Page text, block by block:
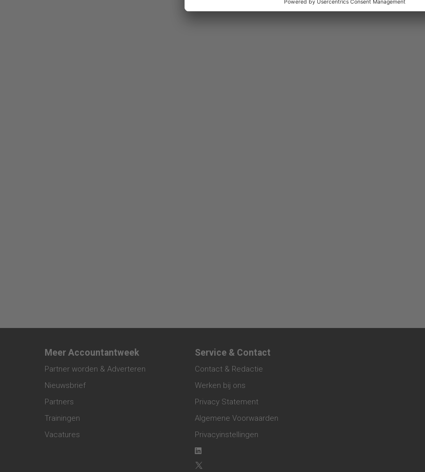
Meer Accountantweek
Partner worden & Adverteren
Nieuwsbrief
Partners
Trainingen
Vacatures
Service & Contact
Contact & Redactie
Werken bij ons
Privacy Statement
Algemene Voorwaarden
Privacyinstellingen